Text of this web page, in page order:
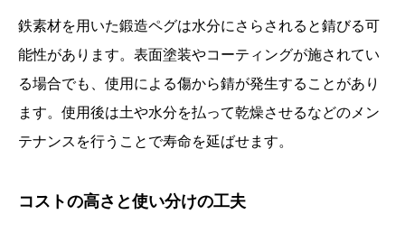
鉄素材を用いた鍛造ペグは水分にさらされると錆びる可
能性があります。表面塗装やコーティングが施されてい
る場合でも、使用による傷から錆が発生することがあり
ます。使用後は土や水分を払って乾燥させるなどのメン
テナンスを行うことで寿命を延ばせます。
コストの高さと使い分けの工夫